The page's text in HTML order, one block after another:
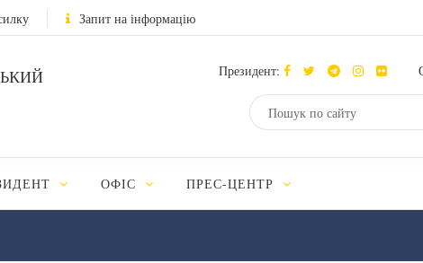
Запит на інформацію
Президент:
ОФІС ПРЕС-ЦЕНТР